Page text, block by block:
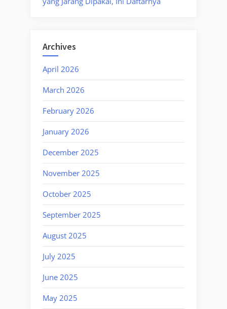
Archives
April 2026
March 2026
February 2026
January 2026
December 2025
November 2025
October 2025
September 2025
August 2025
July 2025
June 2025
May 2025